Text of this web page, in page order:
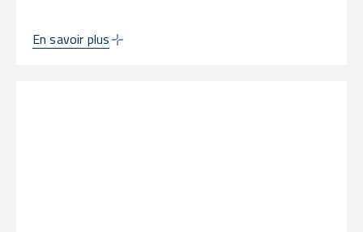
En savoir plus